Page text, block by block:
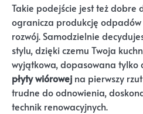
Takie podejście jest też dobre
ogranicza produkcję
rozwój. Samodzielnie
stylu, dzięki czemu Twoja
wyjątkowa, dopasowana tylko
płyty wiórowej na pierwszy
trudne do odnowienia,
technik renowacyjnych.